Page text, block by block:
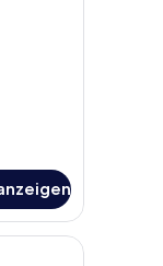
Bettwaren,